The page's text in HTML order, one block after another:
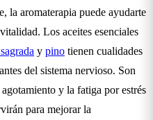
la aromaterapia puede ayudarte
Los aceites esenciales
y pino tienen cualidades
del sistema nervioso. Son
y la fatiga por estrés
para mejorar la